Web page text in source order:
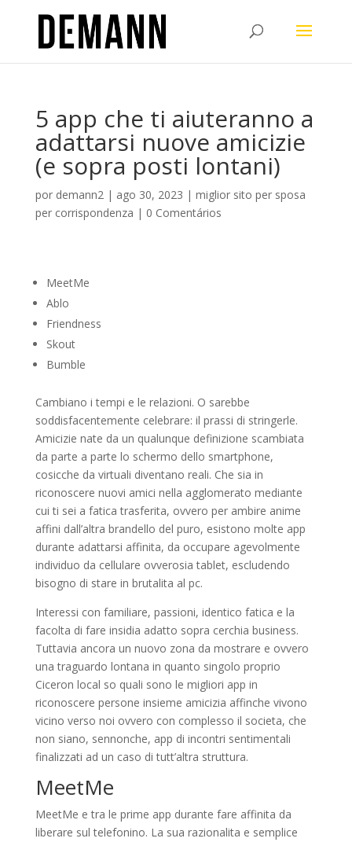
5 app che ti aiuteranno a
adattarsi nuove amicizie
(e sopra posti lontani)
por demann2| ago 30, 2023 | miglior sito per sposa
per corrispondenza | 0 Comentários
MeetMe
Ablo
Friendness
Skout
Bumble
Cambiano i tempi e le relazioni. O sarebbe
soddisfacentemente celebrare: il prassi di stringerle.
Amicizie nate da un qualunque definizione scambiata
da parte a parte lo schermo dello smartphone,
cosicche da virtuali diventano reali. Che sia in
riconoscere nuovi amici nella agglomerato mediante
cui ti sei a fatica trasferita, ovvero per ambire anime
affini dall’altra brandello del puro, esistono molte app
durante adattarsi affinita, da occupare agevolmente
individuo da cellulare ovverosia tablet, escludendo
bisogno di stare in brutalita al pc.
Interessi con familiare, passioni, identico fatica e la
facolta di fare insidia adatto sopra cerchia business.
Tuttavia ancora un nuovo zona da mostrare e ovvero
una traguardo lontana in quanto singolo proprio
Ciceron local so quali sono le migliori app in
riconoscere persone insieme amicizia affinche vivono
vicino verso noi ovvero con complesso il societa, che
non siano, sennonche, app di incontri sentimentali
finalizzati ad un caso di tutt’altra struttura.
MeetMe
MeetMe e tra le prime app durante fare affinita da
liberare sul telefonino. La sua razionalita e semplice